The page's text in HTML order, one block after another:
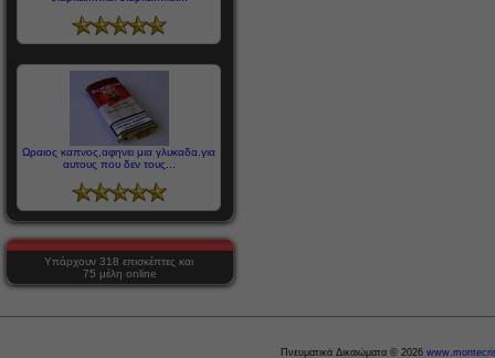
Ωραιος καπνος,αφηνει μια γλυκαδα.για
αυτους που δεν τους...
Υπάρχουν 318 επισκέπτες και
75 μέλη online
Πνευματικά Δικαιώματα © 2026